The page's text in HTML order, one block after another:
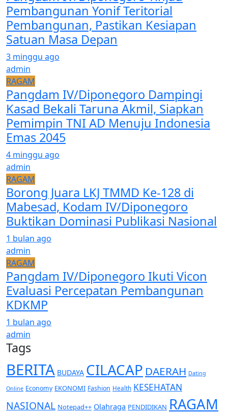
Pembangunan Yonif Teritorial
Pembangunan, Pastikan Kesiapan
Satuan Masa Depan
3 minggu ago
admin
RAGAM
Pangdam IV/Diponegoro Dampingi
Kasad Bekali Taruna Akmil, Siapkan
Pemimpin TNI AD Menuju Indonesia
Emas 2045
4 minggu ago
admin
RAGAM
Borong Juara LKJ TMMD Ke-128 di
Mabesad, Kodam IV/Diponegoro
Buktikan Dominasi Publikasi Nasional
1 bulan ago
admin
RAGAM
Pangdam IV/Diponegoro Ikuti Vicon
Evaluasi Percepatan Pembangunan
KDKMP
1 bulan ago
admin
Tags
BERITA BUDAYA CILACAP DAERAH Dating
Online Economy EKONOMI Fashion Health KESEHATAN
NASIONAL Notepad++ Olahraga PENDIDIKAN RAGAM